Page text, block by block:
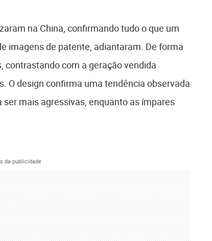
na China, confirmando tudo o que um
imagens de patente, adiantaram. De forma
contrastando com a geração vendida
O design confirma uma tendência observada
mais agressivas, enquanto as ímpares
da publicidade